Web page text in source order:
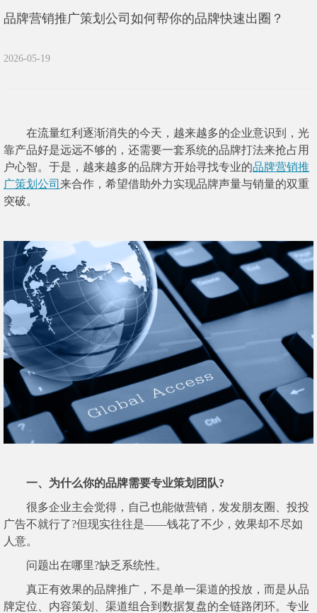
品牌营销推广策划公司如何帮你的品牌快速出圈？
2026-05-19
在流量红利逐渐消失的今天，越来越多的企业意识到，光
靠产品好是远远不够的，还需要一套系统的品牌打法来抢占用
户心智。于是，越来越多的品牌方开始寻找专业的品牌营销推
广策划公司 来合作，希望借助外力实现品牌声量与销量的双重
突破。
一、为什么你的品牌需要专业策划团队?
很多企业主会觉得，自己也能做营销，发发朋友圈、投投
广告不就行了?但现实往往是——钱花了不少，效果却不尽如
人意。
问题出在哪里?缺乏系统性。
真正有效果的品牌推广，不是单一渠道的投放，而是从品
牌定位、内容策划、渠道组合到数据复盘的全链路闭环。专业